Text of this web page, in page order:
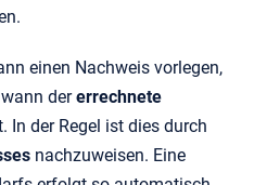
einen Nachweis vorlegen,
dererrechnete
In der Regel ist dies durch
nachzuweisen. Eine